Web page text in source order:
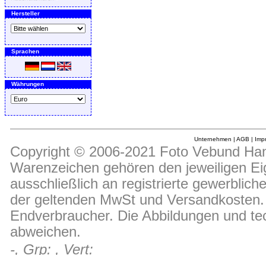
Hersteller
Sprachen
Währungen
Unternehmen | AGB |
Copyright © 2006-2021 Foto Vebund
Warenzeichen gehören den jeweiligen
ausschließlich an registrierte
der geltenden MwSt und
Endverbraucher. Die Abbildungen und
abweichen.
-, Grp: , Vert: